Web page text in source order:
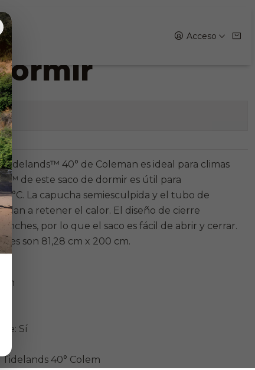
Acceso
40° de Coleman es ideal para climas
de este saco de dormir es útil para
La capucha semiesculpida y el tubo de
a retener el calor. El diseño de cierre
por lo que el saco es fácil de abrir y cerrar.
son 81,28 cm x 200 cm.
Sí
40° Colem